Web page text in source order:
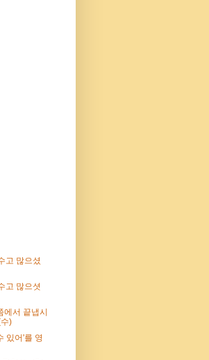
고 많으셨
고 많으셧
에서 끝냅시
)
있어'를 영